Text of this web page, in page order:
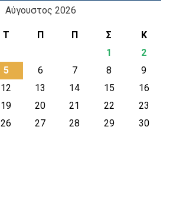
Αύγουστος 2026
Τ Π Π Σ
Κ
1
2
5 6 7 8
9
12 13 14 15
16
19 20 21 22
23
26 27 28 29
30